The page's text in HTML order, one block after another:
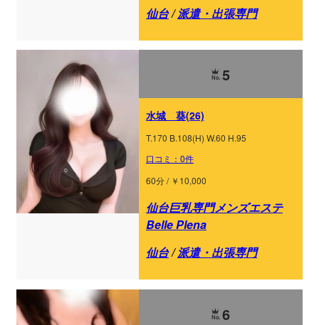
仙台/派遣・出張専門
5
水城 葵(26)
T.170 B.108(H) W.60 H.95
口コミ：0件
60分 / ￥10,000
仙台巨乳専門メンズエステ
Belle Plena
仙台/派遣・出張専門
6